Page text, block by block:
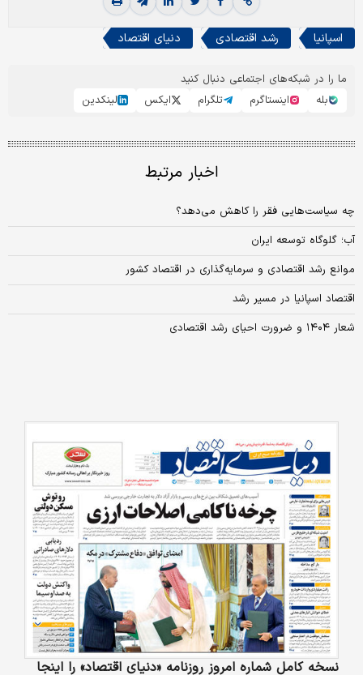
اسپانیا رشد اقتصادی دنیای اقتصاد
ما را در شبکه‌های اجتماعی دنبال کنید
بله
اینستاگرم تلگرام ایکس لینکدین
اخبار مرتبط
چه سیاست‌هایی فقر را کاهش می‌دهد؟
آب؛ گلوگاه توسعه ایران
موانع رشد اقتصادی و سرمایه‌گذاری در اقتصاد کشور
اقتصاد اسپانیا در مسیر رشد
شعار ۱۴۰۴ و ضرورت احیای رشد اقتصادی
نسخه کامل شماره امروز روزنامه «دنیای‌ اقتصاد» را اینجا